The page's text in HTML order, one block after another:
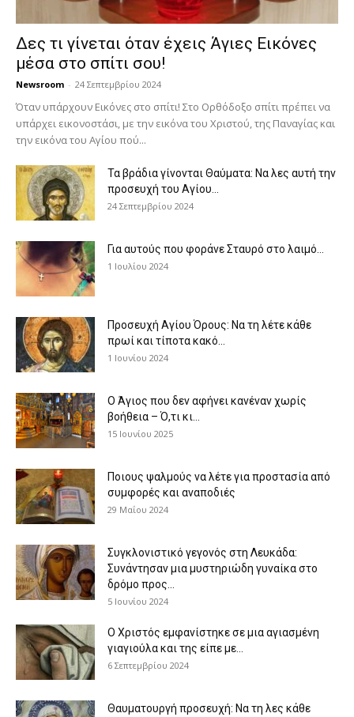
Δες τι γίνεται όταν έχεις Άγιες Εικόνες
μέσα στο σπίτι σου!
Newsroom - 24 Σεπτεμβρίου 2024
Όταν υπάρχουν Εικόνες στο σπίτι! Στο Ορθόδοξο σπίτι πρέπει να
υπάρχει εικονοστάσι, με την εικόνα του Χριστού, της Παν­αγίας και
την εικόνα του Αγίου πού...
Τα βράδια γίνονται Θαύματα: Να λες αυτή την
προσευχή του Αγίου...
24 Σεπτεμβρίου 2024
Για αυτούς που φοράνε Σταυρό στο λαιμό…
1 Ιουλίου 2024
Προσευχή Αγίου Όρους: Να τη λέτε κάθε
πρωί και τίποτα κακό...
1 Ιουνίου 2024
Ο Άγιος που δεν αφήνει κανέναν χωρίς
βοήθεια – Ό,τι κι...
15 Ιουνίου 2025
Ποιους ψαλμούς να λέτε για προστασία από
συμφορές και αναποδιές
29 Μαΐου 2024
Συγκλονιστικό γεγονός στη Λευκάδα:
Συνάντησαν μια μυστηριώδη γυναίκα στο
δρόμο προς...
5 Ιουνίου 2024
Ο Χριστός εμφανίστηκε σε μια αγιασμένη
γιαγιούλα και της είπε με...
6 Σεπτεμβρίου 2024
Θαυματουργή προσευχή: Να τη λες κάθε